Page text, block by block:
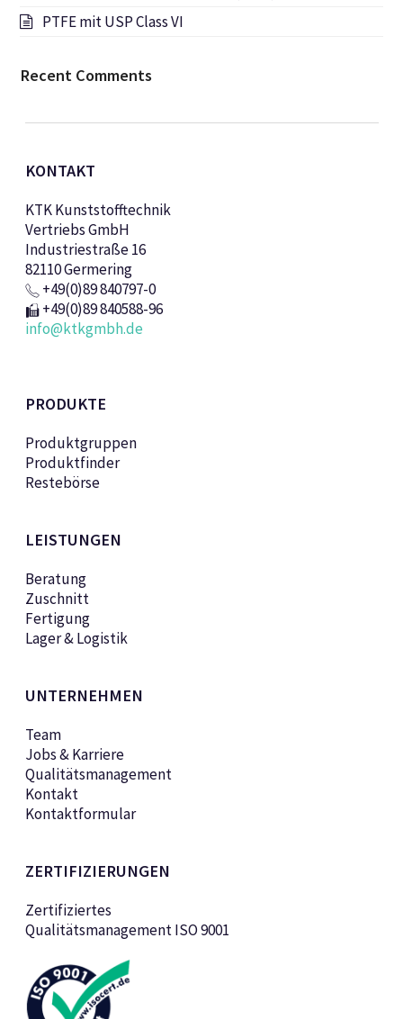
PTFE mit USP Class VI
Recent Comments
KONTAKT
KTK Kunststofftechnik
Vertriebs GmbH
Industriestraße 16
82110 Germering
+49(0)89 840797-0
+49(0)89 840588-96
info@ktkgmbh.de
PRODUKTE
Produktgruppen
Produktfinder
Restebörse
LEISTUNGEN
Beratung
Zuschnitt
Fertigung
Lager & Logistik
UNTERNEHMEN
Team
Jobs & Karriere
Qualitätsmanagement
Kontakt
Kontaktformular
ZERTIFIZIERUNGEN
Zertifiziertes
Qualitätsmanagement ISO 9001